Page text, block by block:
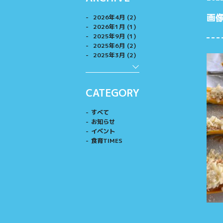
2026年4月 (2)
2026年1月 (1)
2025年9月 (1)
2025年6月 (2)
2025年3月 (2)
CATEGORY
すべて
お知らせ
イベント
食育TIMES
画